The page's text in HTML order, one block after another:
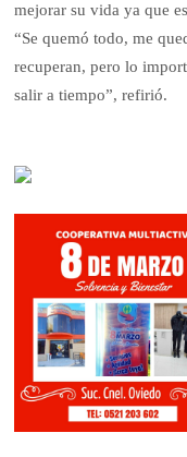
mejorar su vida ya que
“Se quemó todo, me
recuperan, pero lo
salir a tiempo”, refirió.